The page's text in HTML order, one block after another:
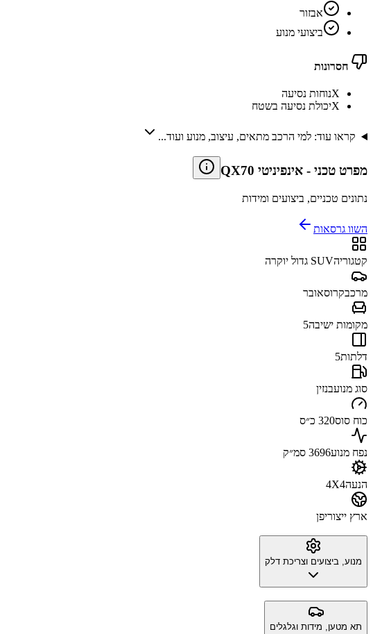
אבזור
ביצועי מנוע
חסרונות
Xנוחות נסיעה
Xיכולת נסיעה בשטח
קראו עוד: למי הרכב מתאים, עיצוב, מנוע ועוד...
מפרט טכני - אינפיניטי QX70
נתונים טכניים, ביצועים ומידות
השוו גרסאות
קטגוריהSUV גדול יוקרה
מרכבקרוסאובר
מקומות ישיבה5
דלתות5
סוג מנועבנזין
כוח סוס320 כ״ס
נפח מנוע3696 סמ״ק
הנעה4X4
ארץ ייצוריפן
מנוע, ביצועים וצריכת דלק
תא מטען, מידות וגלגלים